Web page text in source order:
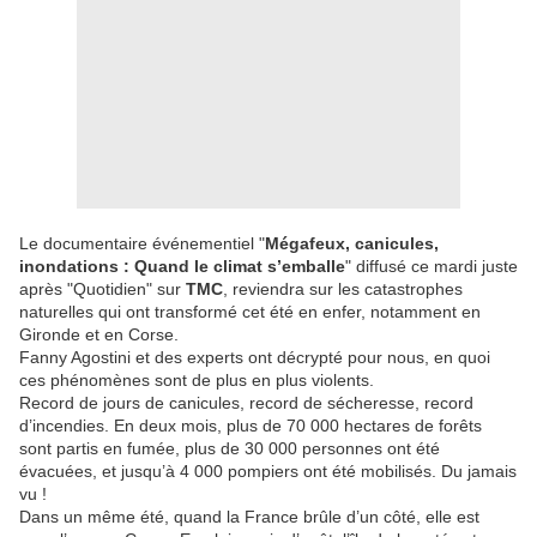
Le documentaire événementiel "Mégafeux, canicules,
inondations : Quand le climat s’emballe" diffusé ce mardi juste
après "Quotidien" sur TMC , reviendra sur les catastrophes
naturelles qui ont transformé cet été en enfer, notamment en
Gironde et en Corse.
Fanny Agostini et des experts ont décrypté pour nous, en quoi
ces phénomènes sont de plus en plus violents.
Record de jours de canicules, record de sécheresse, record
d’incendies. En deux mois, plus de 70 000 hectares de forêts
sont partis en fumée, plus de 30 000 personnes ont été
évacuées, et jusqu’à 4 000 pompiers ont été mobilisés. Du jamais
vu !
Dans un même été, quand la France brûle d’un côté, elle est